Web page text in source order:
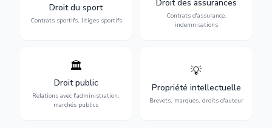
Droit du sport
Contrats sportifs, litiges sportifs
transferts, sponsoring et
contentieux.
Droit des assurances
Contrats d'assurance,
indemnisations
sinistres et indemnisations
optimales.
🏛️
Droit public
Relations avec l'administration,
marchés publics
Gestion de vos relations
avec l'administration :
marchés publics,
urbanisme et contentieux.
💡
Propriété intellectuelle
Brevets, marques, droits d'auteur
Protection de vos créations
d'auteur et lutte contre la
contrefaçon.